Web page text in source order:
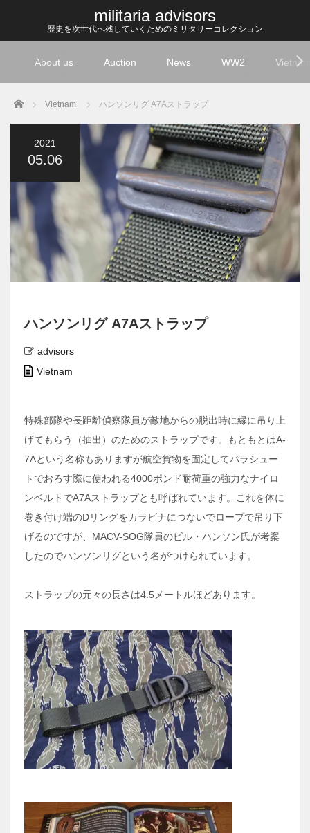
militaria advisors
歴史を次世代へ残していくためのミリタリーコレクション
About us Auction News WW2
Home Vietnam ハンソンリグ A7Aストラップ
2021
05.06
ハンソンリグ A7Aストラップ
advisors
Vietnam
特殊部隊や長距離偵察隊員が敵地からの脱出時に縁に吊り上
げてもらう（抽出）のためのストラップです。もともとはA-
7Aという名称もありますが航空貨物を固定してパラシュー
トでおろす際に使われる4000ポンド耐荷重の強力なナイロ
ンベルトでA7Aストラップとも呼ばれています。これを体に
巻き付け端のDリングをカラビナにつないでロープで吊り下
げるのですが、MACV-SOG隊員のビル・ハンソン氏が考案
したのでハンソンリグという名がつけられています。
ストラップの元々の長さは4.5メートルほどあります。